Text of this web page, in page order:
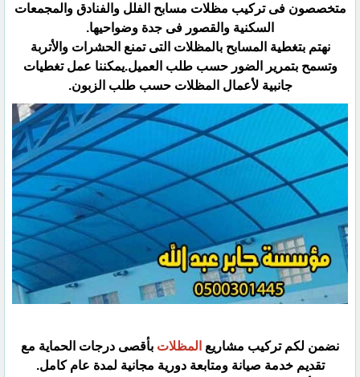
متخصصون فى تركيب مظلات مسابح الفلل والفنادق والمجمعات
السكنية والقصور فى جدة وضواحيها.‏
نهتم بتغطية المسابح بالمظلات التى تمنع الحشرات والأتربة
وتسمح بتمرير الضور حسب طلب العميل.يمكننا عمل تغطيات
‏جانبية لأعمال المظلات حسب طلب الزبون.‏
نضمن لكم تركيب مشاريع المظلات بأقصى درجات الحماية مع
تقديم خدمة صيانة ومتابعة دورية مجانية لمدة عام كامل.‏